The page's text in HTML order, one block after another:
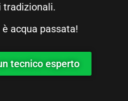
tradizionali.
acqua passata!
tecnico esperto